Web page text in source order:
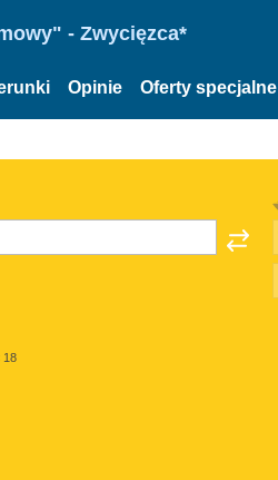
- Zwycięzca*
Opinie Oferty specjalne
18